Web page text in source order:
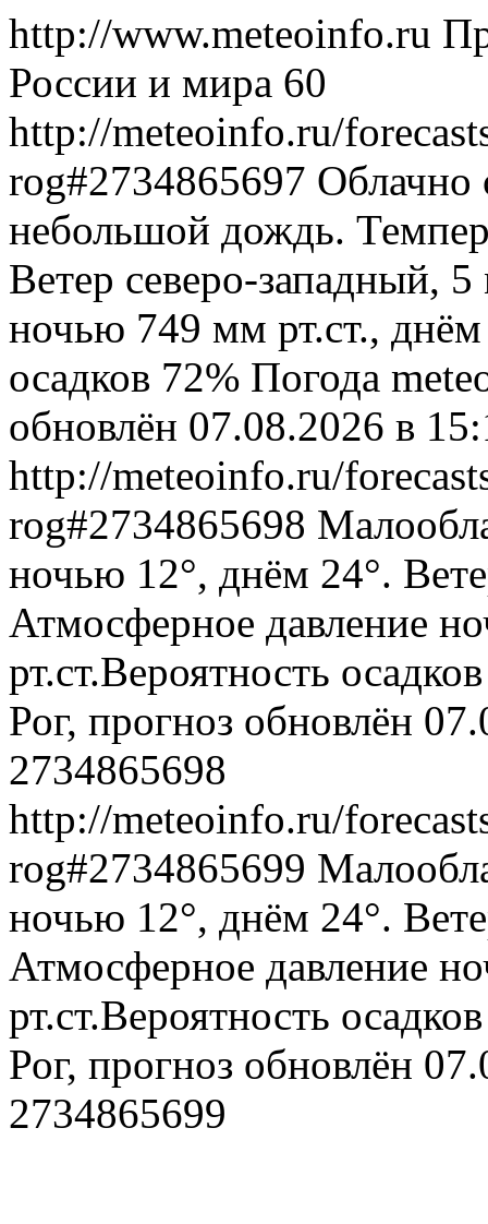
http://www.meteoinfo.ru
России и мира 60
http://meteoinfo.ru/
rog#2734865697 Облачно
небольшой дождь.
Ветер северо-западный,
ночью 749 мм рт.ст.,
осадков 72% Погода
обновлён 07.08.2026 в
http://meteoinfo.ru/
rog#2734865698
ночью 12°, днём 24°.
Атмосферное давление
рт.ст.Вероятность
Рог, прогноз обновлён
2734865698
http://meteoinfo.ru/
rog#2734865699
ночью 12°, днём 24°.
Атмосферное давление
рт.ст.Вероятность
Рог, прогноз обновлён
2734865699